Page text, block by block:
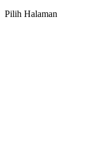
Pilih Halaman